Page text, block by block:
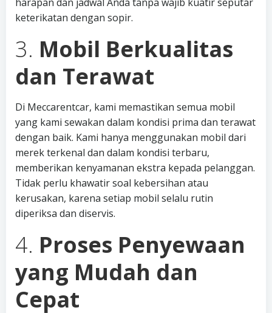
keterikatan dengan sopir.
3. Mobil Berkualitas
dan Terawat
Di Meccarentcar, kami memastikan semua mobil
yang kami sewakan dalam kondisi prima dan terawat
dengan baik. Kami hanya menggunakan mobil dari
merek terkenal dan dalam kondisi terbaru,
memberikan kenyamanan ekstra kepada pelanggan.
Tidak perlu khawatir soal kebersihan atau
kerusakan, karena setiap mobil selalu rutin
diperiksa dan diservis.
4. Proses Penyewaan
yang Mudah dan
Cepat